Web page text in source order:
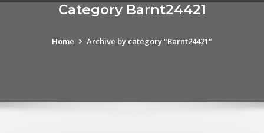
Category Barnt24421
Home Archive by category "Barnt24421"